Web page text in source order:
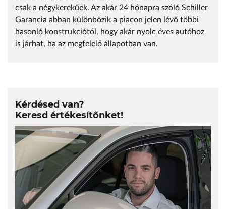
csak a négykerekűek. Az akár 24 hónapra szóló Schiller
Garancia abban különbözik a piacon jelen lévő többi
hasonló konstrukciótól, hogy akár nyolc éves autóhoz
is járhat, ha az megfelelő állapotban van.
Kérdésed van?
Keresd értékesítőnket!